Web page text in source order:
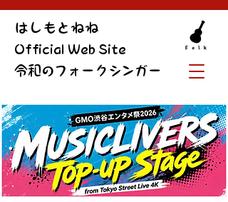
令和のフォークシンガー
​はしもとねね
Official Web Site